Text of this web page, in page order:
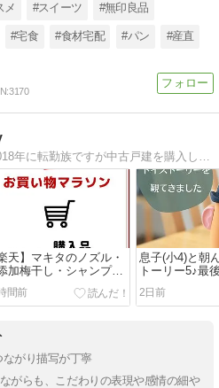
メ #スイーツ #無印良品
#宅食 #食材宅配 #パン #産直
3170
娘(中2)・息子(小4)の母。2018年に転勤族ですが中古戸建を購入しました。家の事・子育ての事・お買い物の事・こどもごはんの記録を書いてます。
天】マキタのノズル・
加梅干し・シャンプ
数か月ぶりにエクオー
購入
間前
息子(小4)と朝
トーリー5♪最
で覚醒した私
2日前
ながり描写が丁寧
がらも、こだわりの表現や感情の細や